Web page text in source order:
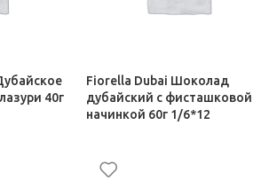
40г
Fiorella Dubai Шоколад
дубайский с фисташковой
начинкой 60г 1/6*12
189,00